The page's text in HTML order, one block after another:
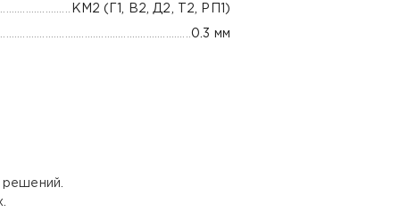
КМ2 (Г1, В2, Д2, Т2, РП1)
0.3 мм
решений.